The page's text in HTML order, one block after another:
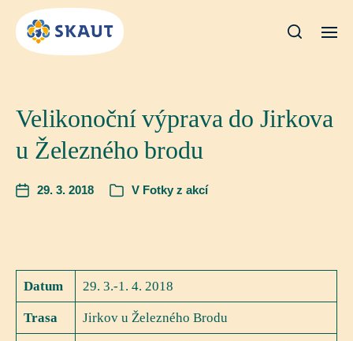
Velikonoční výprava do Jirkova
u Železného brodu
29. 3. 2018 V Fotky z akcí
Datum 29. 3.-1. 4. 2018
Trasa Jirkov u Železného Brodu